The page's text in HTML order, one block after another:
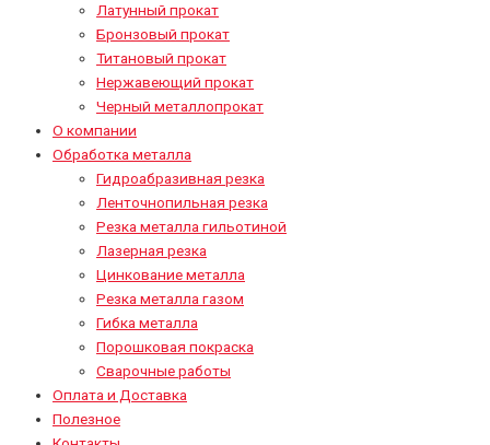
Латунный прокат
Бронзовый прокат
Титановый прокат
Нержавеющий прокат
Черный металлопрокат
О компании
Обработка металла
Гидроабразивная резка
Ленточнопильная резка
Резка металла гильотиной
Лазерная резка
Цинкование металла
Резка металла газом
Гибка металла
Порошковая покраска
Сварочные работы
Оплата и Доставка
Полезное